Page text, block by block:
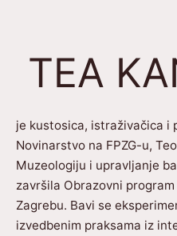
TEA
je kustosica, istraživačica i
Novinarstvo na FPZG-u,
Muzeologiju i upravljanje
završila Obrazovni
Zagrebu. Bavi se
izvedbenim praksama iz